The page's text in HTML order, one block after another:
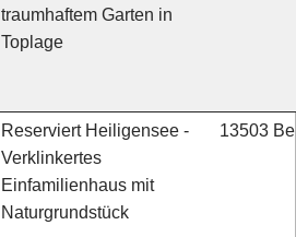
traumhaftem Garten in
Toplage
Reserviert Heiligensee -
Verklinkertes
Einfamilienhaus mit
Naturgrundstück
13503